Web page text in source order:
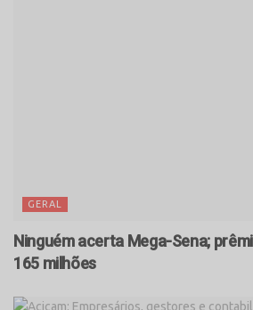
GERAL
Ninguém acerta Mega-Sena;
165 milhões